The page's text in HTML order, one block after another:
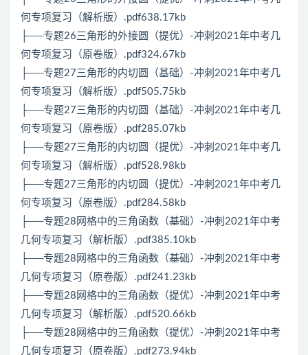
何专项复习（解析版）.pdf638.17kb
├──专题26三角形的外接圆（提优）-冲刺2021年中考几
何专项复习（原卷版）.pdf324.67kb
├──专题27三角形的内切圆（基础）-冲刺2021年中考几
何专项复习（解析版）.pdf505.75kb
├──专题27三角形的内切圆（基础）-冲刺2021年中考几
何专项复习（原卷版）.pdf285.07kb
├──专题27三角形的内切圆（提优）-冲刺2021年中考几
何专项复习（解析版）.pdf528.98kb
├──专题27三角形的内切圆（提优）-冲刺2021年中考几
何专项复习（原卷版）.pdf284.58kb
├──专题28网格中的三角函数（基础）-冲刺2021年中考
几何专项复习（解析版）.pdf385.10kb
├──专题28网格中的三角函数（基础）-冲刺2021年中考
几何专项复习（原卷版）.pdf241.23kb
├──专题28网格中的三角函数（提优）-冲刺2021年中考
几何专项复习（解析版）.pdf520.66kb
├──专题28网格中的三角函数（提优）-冲刺2021年中考
几何专项复习（原卷版）.pdf273.94kb